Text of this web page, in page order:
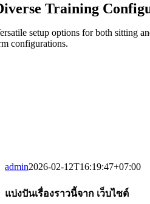
Training
setup options for both sitting
configurations.
admin2026-02-12T16:19:47+07:00
แบ่งปันเรื่องราวนี้จาก เว็บไซต์